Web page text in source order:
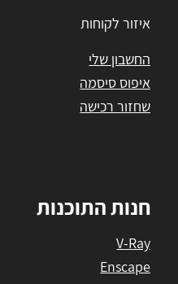
איזור לקוחות
החשבון שלי
איפוס סיסמה
שחזור רכישה
חנות התוכנות
V-Ray
Enscape